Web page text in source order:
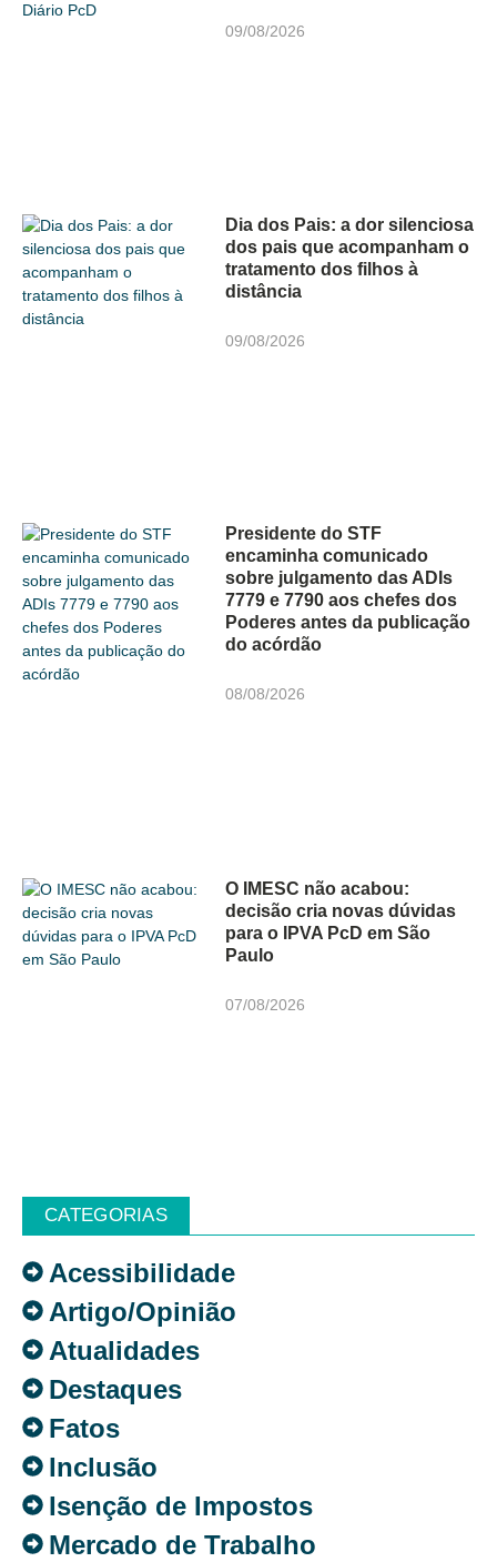
09/08/2026
Dia dos Pais: a dor silenciosa
dos pais que acompanham o
tratamento dos filhos à
distância
09/08/2026
Presidente do STF
encaminha comunicado
sobre julgamento das ADIs
7779 e 7790 aos chefes dos
Poderes antes da publicação
do acórdão
08/08/2026
O IMESC não acabou:
decisão cria novas dúvidas
para o IPVA PcD em São
Paulo
07/08/2026
CATEGORIAS
Acessibilidade
Artigo/Opinião
Atualidades
Destaques
Fatos
Inclusão
Isenção de Impostos
Mercado de Trabalho